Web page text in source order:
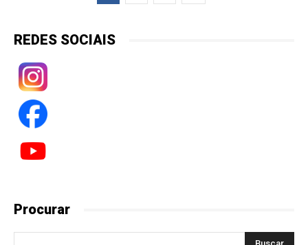
REDES SOCIAIS
Procurar